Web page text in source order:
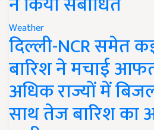
Weather
दिल्ली-NCR समेत
बारिश ने मचाई
अधिक राज्यों में
साथ तेज बारिश का